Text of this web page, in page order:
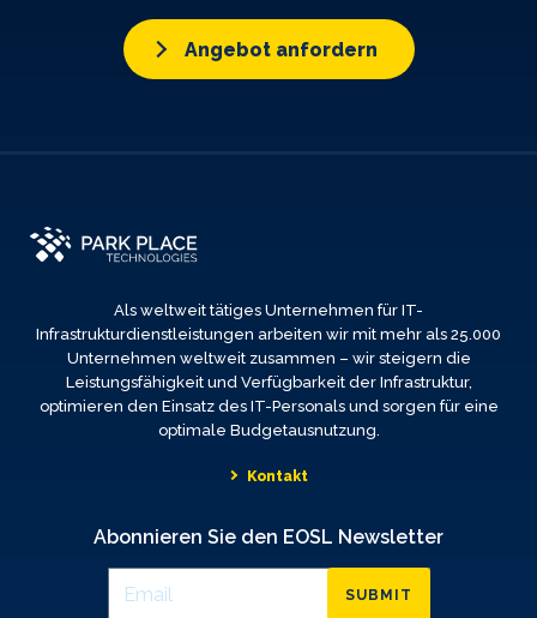
Angebot anfordern
Als weltweit tätiges Unternehmen für IT-
Infrastrukturdienstleistungen arbeiten wir mit mehr als 25.000
Unternehmen weltweit zusammen – wir steigern die
Leistungsfähigkeit und Verfügbarkeit der Infrastruktur,
optimieren den Einsatz des IT-Personals und sorgen für eine
optimale Budgetausnutzung.
Kontakt
Abonnieren Sie den EOSL Newsletter
SUBMIT